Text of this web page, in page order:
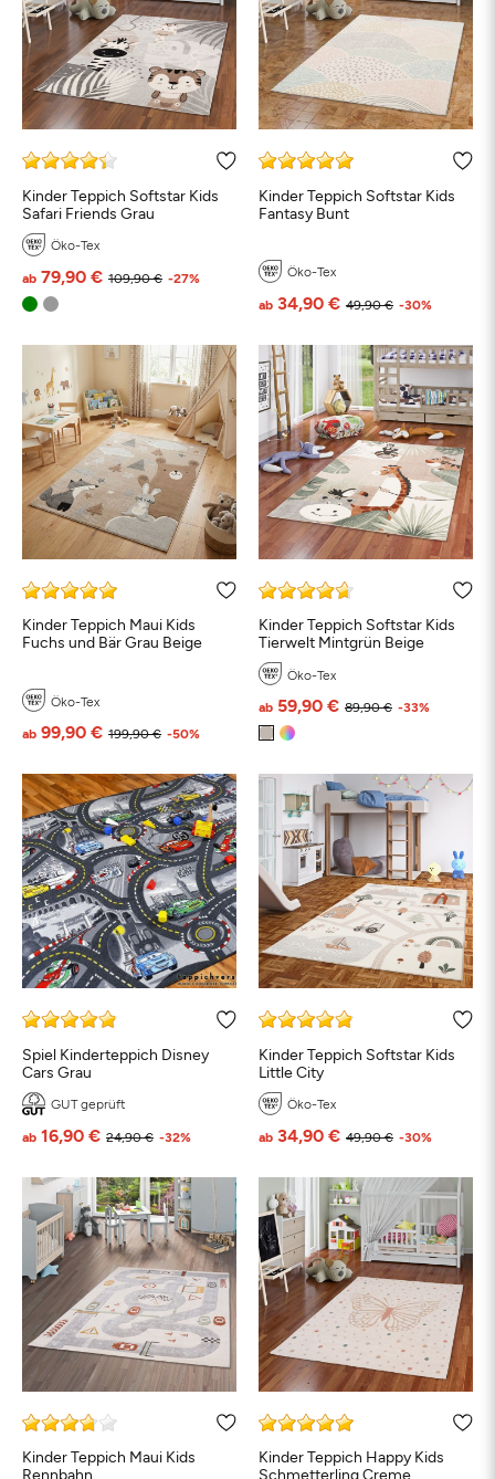
Kinder Teppich Softstar Kids
Safari Friends Grau
Öko-Tex
109,90 €
ab 79,90 € -27%
Kinder Teppich Softstar Kids
Fantasy Bunt
Öko-Tex
49,90 €
ab 34,90 € -30%
Kinder Teppich Maui Kids
Fuchs und Bär Grau Beige
Öko-Tex
199,90 €
ab 99,90 € -50%
Kinder Teppich Softstar Kids
Tierwelt Mintgrün Beige
Öko-Tex
89,90 €
ab 59,90 € -33%
Spiel Kinderteppich Disney
Cars Grau
GUT geprüft
24,90 €
ab 16,90 € -32%
Kinder Teppich Softstar Kids
Little City
Öko-Tex
49,90 €
ab 34,90 € -30%
Kinder Teppich Maui Kids
Rennbahn
Kinder Teppich Happy Kids
Schmetterling Creme